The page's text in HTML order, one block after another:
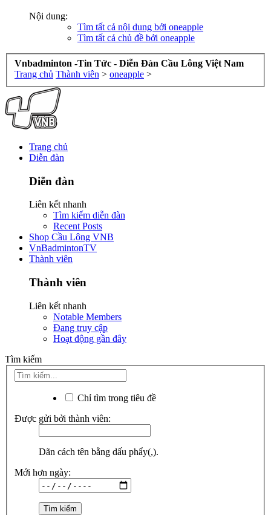
Nội dung:
Tìm tất cả nội dung bởi oneapple
Tìm tất cả chủ đề bởi oneapple
Vnbadminton -Tin Tức - Diễn Đàn Cầu Lông Việt Nam
Trang chủ Thành viên > oneapple >
Trang chủ
Diễn đàn
Diễn đàn
Liên kết nhanh
Tìm kiếm diễn đàn
Recent Posts
Shop Cầu Lông VNB
VnBadmintonTV
Thành viên
Thành viên
Liên kết nhanh
Notable Members
Đang truy cập
Hoạt động gần đây
Tìm kiếm
Chỉ tìm trong tiêu đề
Được gửi bởi thành viên:
Dãn cách tên bằng dấu phẩy(,).
Mới hơn ngày: